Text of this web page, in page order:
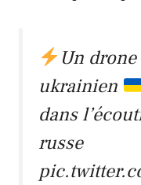
Un
ukrainien
dans
russe